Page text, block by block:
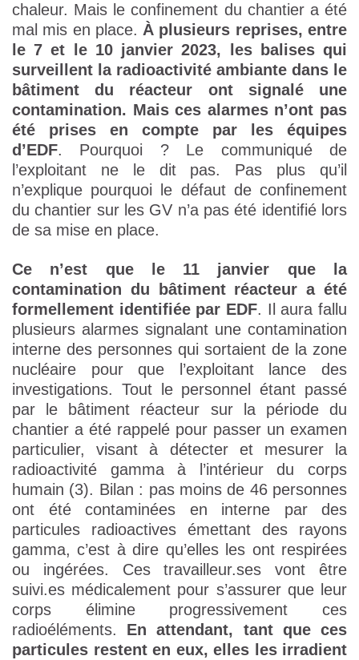
chaleur. Mais le confinement du chantier a été
mal mis en place. À plusieurs reprises, entre
le 7 et le 10 janvier 2023, les balises qui
surveillent la radioactivité ambiante dans le
bâtiment du réacteur ont signalé une
contamination. Mais ces alarmes n’ont pas
été prises en compte par les équipes
d’EDF. Pourquoi ? Le communiqué de
l’exploitant ne le dit pas. Pas plus qu’il
n’explique pourquoi le défaut de confinement
du chantier sur les GV n’a pas été identifié lors
de sa mise en place.
Ce n’est que le 11 janvier que la
contamination du bâtiment réacteur a été
formellement identifiée par EDF. Il aura fallu
plusieurs alarmes signalant une contamination
interne des personnes qui sortaient de la zone
nucléaire pour que l’exploitant lance des
investigations. Tout le personnel étant passé
par le bâtiment réacteur sur la période du
chantier a été rappelé pour passer un examen
particulier, visant à détecter et mesurer la
radioactivité gamma à l’intérieur du corps
humain (3). Bilan : pas moins de 46 personnes
ont été contaminées en interne par des
particules radioactives émettant des rayons
gamma, c’est à dire qu’elles les ont respirées
ou ingérées. Ces travailleur.ses vont être
suivi.es médicalement pour s’assurer que leur
corps élimine progressivement ces
radioéléments. En attendant, tant que ces
particules restent en eux, elles les irradient